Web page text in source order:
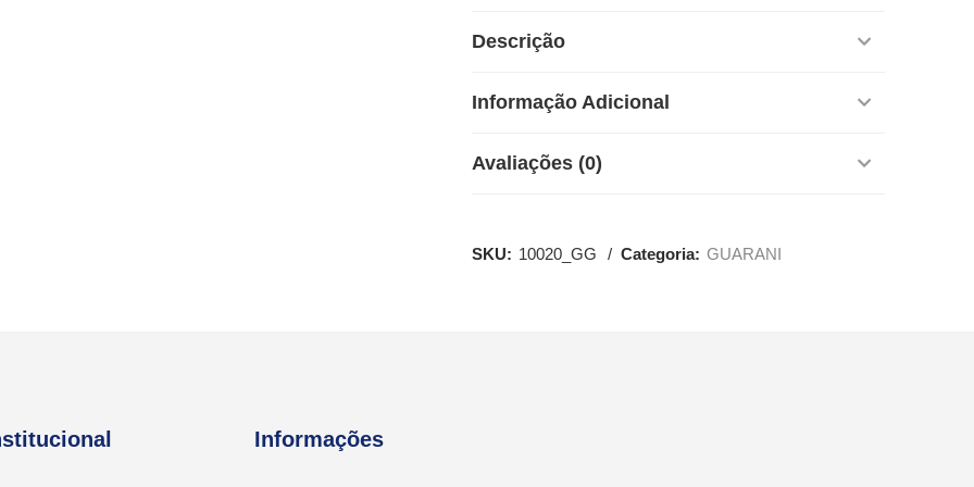
Descrição
Informação Adicional
Avaliações (0)
SKU: 10020_GG Categoria: GUARANI
Informações